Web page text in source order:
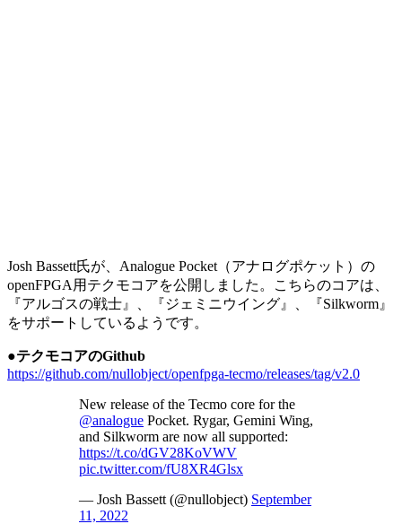
Josh Bassett氏が、Analogue Pocket（アナログポケット）の
openFPGA用テクモコアを公開しました。こちらのコアは、
『アルゴスの戦士』、『ジェミニウイング』、『Silkworm』
をサポートしているようです。
●テクモコアのGithub
https://github.com/nullobject/openfpga-tecmo/releases/tag/v2.0
New release of the Tecmo core for the
@analogue Pocket. Rygar, Gemini Wing,
and Silkworm are now all supported:
https://t.co/dGV28KoVWV
pic.twitter.com/fU8XR4Glsx
— Josh Bassett (@nullobject) September
11, 2022